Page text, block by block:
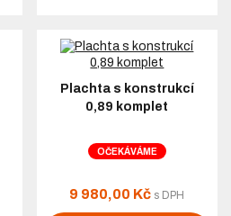
Plachta s konstrukcí
0,89 komplet
OČEKÁVÁME
9 980,00 Kč s DPH